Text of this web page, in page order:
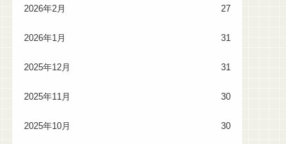
2026年2月 27
2026年1月 31
2025年12月 31
2025年11月 30
2025年10月 30